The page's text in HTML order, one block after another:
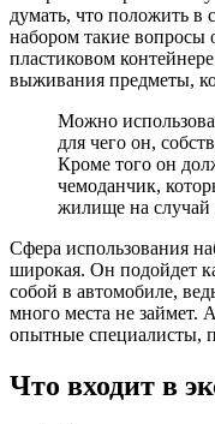
думать, что положить в
набором такие вопросы
пластиковом
выживания предметы,
Можно
для чего он,
Кроме того он
чемоданчик,
жилище на случай
Сфера использования
широкая. Он подойдет
собой в автомобиле,
много места не займет.
опытные специалисты,
Что входит в